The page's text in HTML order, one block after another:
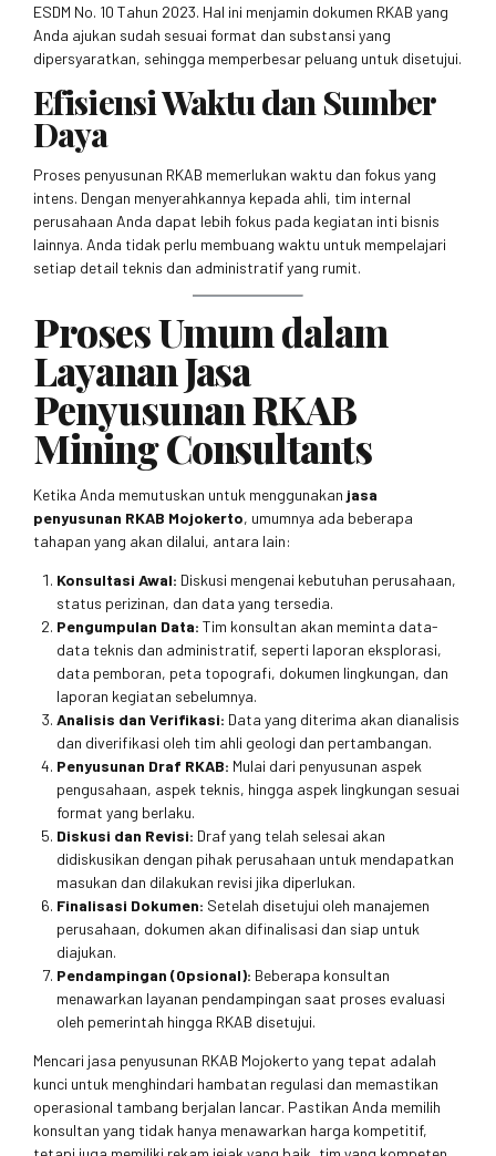
ESDM No. 10 Tahun 2023. Hal ini menjamin dokumen RKAB yang
Anda ajukan sudah sesuai format dan substansi yang
dipersyaratkan, sehingga memperbesar peluang untuk disetujui.
Efisiensi Waktu dan Sumber
Daya
Proses penyusunan RKAB memerlukan waktu dan fokus yang
intens. Dengan menyerahkannya kepada ahli, tim internal
perusahaan Anda dapat lebih fokus pada kegiatan inti bisnis
lainnya. Anda tidak perlu membuang waktu untuk mempelajari
setiap detail teknis dan administratif yang rumit.
Proses Umum dalam
Layanan Jasa
Penyusunan RKAB
Mining Consultants
Ketika Anda memutuskan untuk menggunakan jasa
penyusunan RKAB Mojokerto, umumnya ada beberapa
tahapan yang akan dilalui, antara lain:
Konsultasi Awal: Diskusi mengenai kebutuhan perusahaan,
status perizinan, dan data yang tersedia.
Pengumpulan Data: Tim konsultan akan meminta data-
data teknis dan administratif, seperti laporan eksplorasi,
data pemboran, peta topografi, dokumen lingkungan, dan
laporan kegiatan sebelumnya.
Analisis dan Verifikasi: Data yang diterima akan dianalisis
dan diverifikasi oleh tim ahli geologi dan pertambangan.
Penyusunan Draf RKAB: Mulai dari penyusunan aspek
pengusahaan, aspek teknis, hingga aspek lingkungan sesuai
format yang berlaku.
Diskusi dan Revisi: Draf yang telah selesai akan
didiskusikan dengan pihak perusahaan untuk mendapatkan
masukan dan dilakukan revisi jika diperlukan.
Finalisasi Dokumen: Setelah disetujui oleh manajemen
perusahaan, dokumen akan difinalisasi dan siap untuk
diajukan.
Pendampingan (Opsional): Beberapa konsultan
menawarkan layanan pendampingan saat proses evaluasi
oleh pemerintah hingga RKAB disetujui.
Mencari jasa penyusunan RKAB Mojokerto yang tepat adalah
kunci untuk menghindari hambatan regulasi dan memastikan
operasional tambang berjalan lancar. Pastikan Anda memilih
konsultan yang tidak hanya menawarkan harga kompetitif,